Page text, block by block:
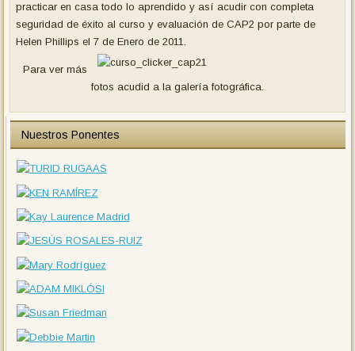
practicar en casa todo lo aprendido y así acudir con completa
seguridad de éxito al curso y evaluación de CAP2 por parte de
Helen Phillips el 7 de Enero de 2011.
Para ver más
fotos acudid a la galería fotográfica.
Nuestros Ponentes